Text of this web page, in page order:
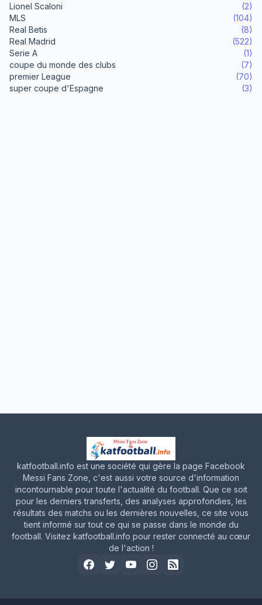
Lionel Scaloni
(2)
MLS
(104)
Real Betis
(8)
Real Madrid
(522)
Serie A
(1)
coupe du monde des clubs
(7)
premier League
(70)
super coupe d'Espagne
(3)
katfootball.info est une société qui gère la page Facebook
Messi Fans Zone, c'est aussi votre source d'information
incontournable pour toute l'actualité du football. Que ce soit
pour les derniers transferts, des analyses approfondies, les
résultats des matchs ou les dernières nouvelles, ce site vous
tient informé sur tout ce qui se passe dans le monde du
football. Visitez katfootball.info pour rester connecté au cœur
de l'action !